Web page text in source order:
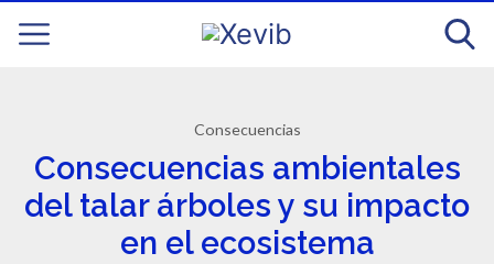
Consecuencias
Consecuencias ambientales
del talar árboles y su impacto
en el ecosistema